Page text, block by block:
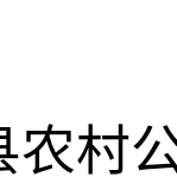
农村